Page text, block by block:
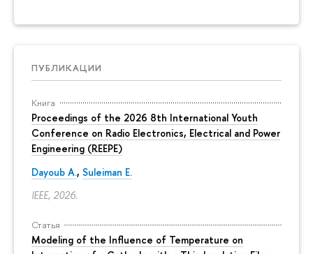
ПУБЛИКАЦИИ
Книга
Proceedings of the 2026 8th International Youth
Conference on Radio Electronics, Electrical and Power
Engineering (REEPE)
Dayoub A., Suleiman E.
IEEE, 2026.
Статья
Modeling of the Influence of Temperature on